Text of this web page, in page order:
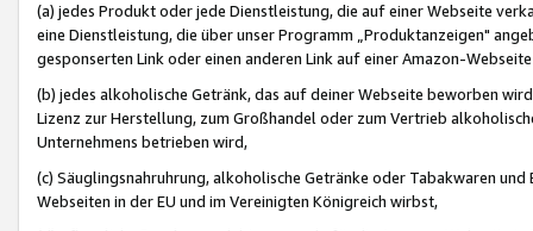
(a) jedes Produkt oder jede Dienstleistung, die auf einer Webseite
eine Dienstleistung, die über unser Programm „Produktanzeigen"
gesponserten Link oder einen anderen Link auf einer Amazon-
(b) jedes alkoholische Getränk, das auf deiner Webseite beworben
Lizenz zur Herstellung, zum Großhandel oder zum Vertrieb
Unternehmens betrieben wird,
(c) Säuglingsnahruhrung, alkoholische Getränke oder Tabakwaren
Webseiten in der EU und im Vereinigten Königreich wirbst,